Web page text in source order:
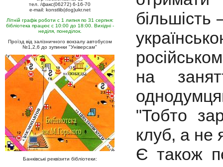
тел. /факс(06272) 6-16-70
e-mail: konstlib(dog)ukr.net
Літній графік роботи с 1 липня по 31 серпня:
бібліотека працює с 10:00 до 18:00. Вихідні -
неділя, понеділок.
Проїзд від залізничного вокзалу автобусом
№1,2,6 до зупинки "Універсам"
Банківські реквізити бібліотеки:
на
"Тобто
клуб, а не
Є також